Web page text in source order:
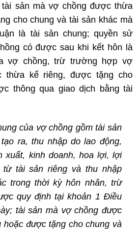
sản mà vợ chồng được thừa
cho chung và tài sản khác mà
là tài sản chung; quyền sử
có được sau khi kết hôn là
vợ chồng, trừ trường hợp vợ
thừa kế riêng, được tặng cho
thông qua giao dịch bằng tài
của vợ chồng gồm tài sản
ra, thu nhập do lao động,
xuất, kinh doanh, hoa lợi, lợi
từ tài sản riêng và thu nhập
trong thời kỳ hôn nhân, trừ
quy định tại khoản 1 Điều
tài sản mà vợ chồng được
hoặc được tặng cho chung và